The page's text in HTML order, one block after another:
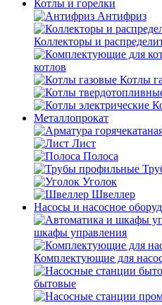
Котлы и горелки
Антифриз
Коллекторы и
котлов
Котлы
Металлопрокат
Лист
Полоса
Уголок
Швеллер
Насосы и насосное
шкафы управления
Комплектующие для
бытовые